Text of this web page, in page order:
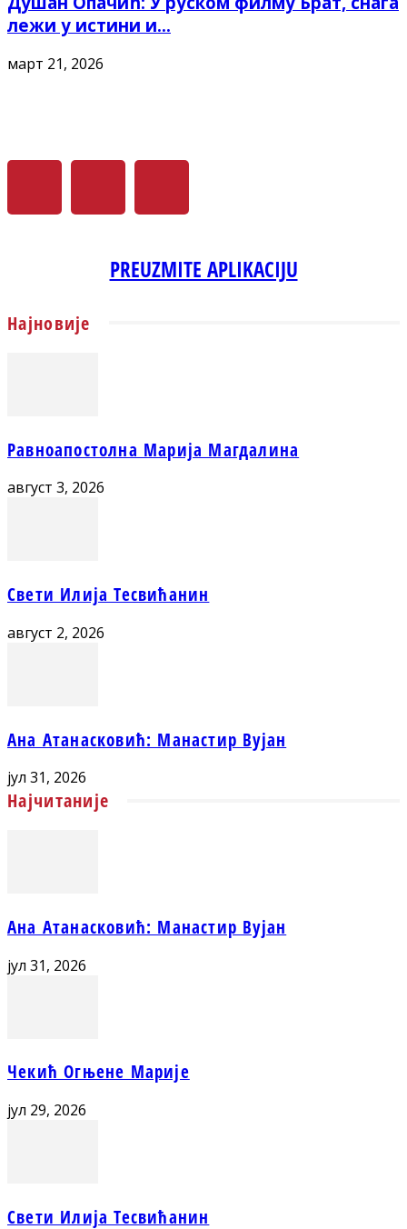
лежи у истини и...
март 21, 2026
PREUZMITE APLIKACIJU
Најновије
Равноапостолна Марија Магдалина
август 3, 2026
Свети Илија Тесвићанин
август 2, 2026
Ана Атанасковић: Манастир Вујан
јул 31, 2026
Најчитаније
Ана Атанасковић: Манастир Вујан
јул 31, 2026
Чекић Огњене Марије
јул 29, 2026
Свети Илија Тесвићанин